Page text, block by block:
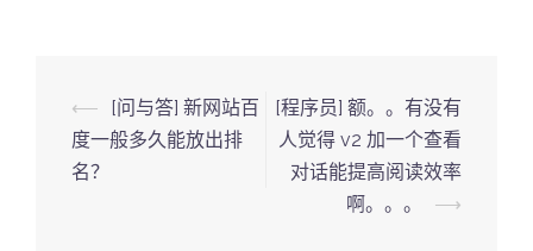
Post
navigation
⟵
[问与答] 新网站百
度一般多久能放出排
名？
[程序员] 额。。有没有
人觉得 v2 加一个查看
对话能提高阅读效率
啊。。。
⟶